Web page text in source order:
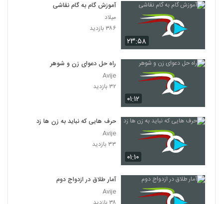
۲۳:۵۸
آموزش گام به گام نقاشی
میلاد
۳۸۶ بازدید
۰۱:۱۲
راه حل دعوای زن و شوهر
Avije
۳۲ بازدید
۰۱:۱۰
حرف هایی که نباید به زن ها زد
Avije
۳۳ بازدید
آمار طلاق در ازدواج دوم
Avije